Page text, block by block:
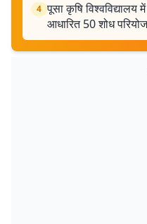
4 पूसा कृषि
आधारित 50 शोध